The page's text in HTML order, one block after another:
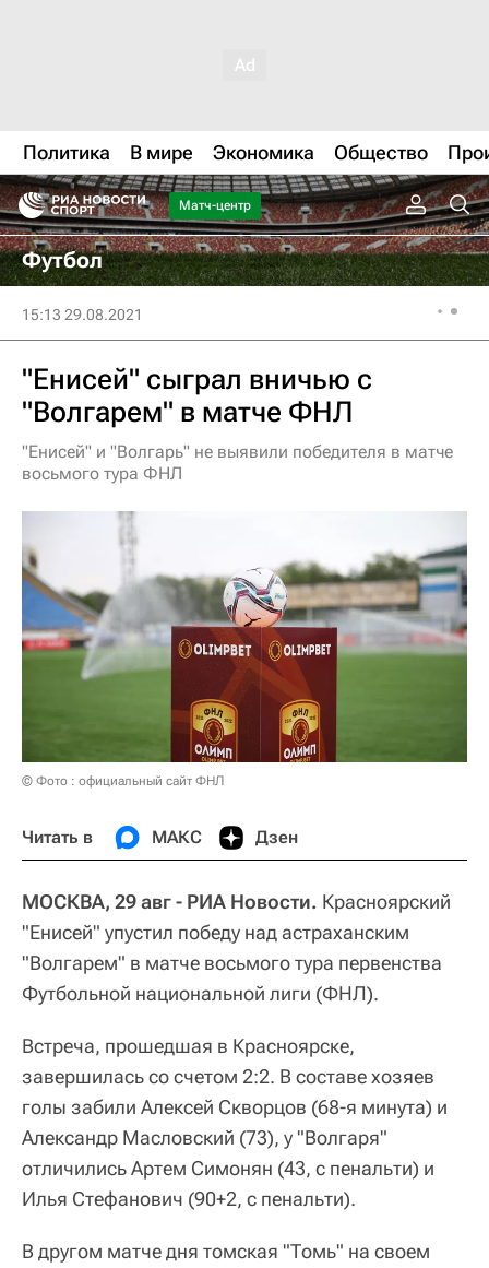
Политика В мире Экономика Общество
Матч-центр
Футбол
15:13 29.08.2021
"Енисей" сыграл вничью с
"Волгарем" в матче ФНЛ
"Енисей" и "Волгарь" не выявили победителя в матче
восьмого тура ФНЛ
© Фото : официальный сайт ФНЛ
Читать в МАКС Дзен
МОСКВА, 29 авг - РИА Новости. Красноярский
"Енисей" упустил победу над астраханским
"Волгарем" в матче восьмого тура первенства
Футбольной национальной лиги (ФНЛ).
Встреча, прошедшая в Красноярске,
завершилась со счетом 2:2. В составе хозяев
голы забили Алексей Скворцов (68-я минута) и
Александр Масловский (73), у "Волгаря"
отличились Артем Симонян (43, с пенальти) и
Илья Стефанович (90+2, с пенальти).
В другом матче дня томская "Томь" на своем